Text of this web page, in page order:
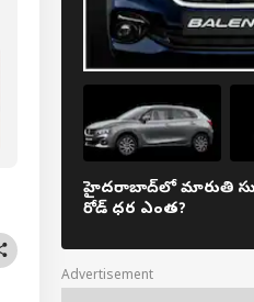
హైదరాబాద్‌లో మారుతి
రోడ్ ధర ఎంత?
Advertisement
గణేష్‌! 51 లక్షలకు
కొని 3.45కోట్లతో